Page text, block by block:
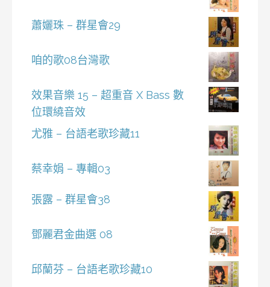
蕭孋珠 – 群星會29
咱的歌08台灣歌
效果音樂 15 – 超重音 X Bass 數
位環繞音效
尤雅 – 台語老歌珍藏11
蔡幸娟 – 專輯03
張露 – 群星會38
鄧麗君金曲選 08
邱蘭芬 – 台語老歌珍藏10